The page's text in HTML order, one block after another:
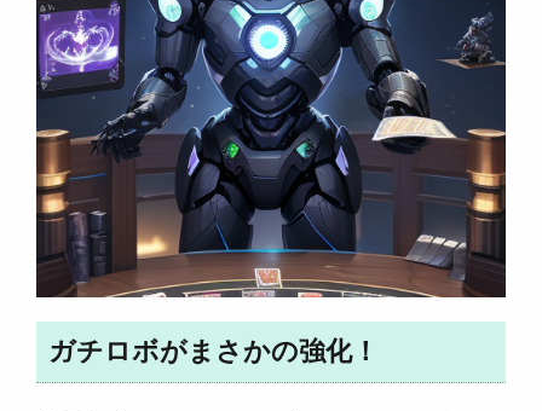
ガチロボがまさかの強化！